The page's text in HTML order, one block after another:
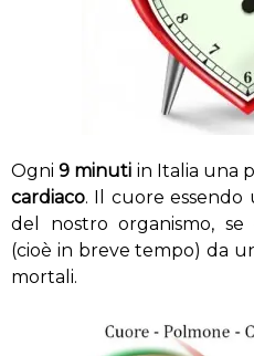
Ogni9 minuti in Italia una
cardiaco. Il cuore essendo
del nostro organismo,
(cioè in breve tempo) da
mortali.